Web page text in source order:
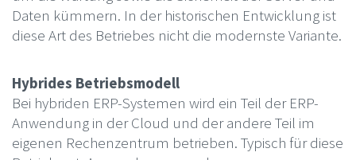
Daten kümmern. In der historischen Entwicklung ist
diese Art des Betriebes nicht die modernste Variante.
Hybrides Betriebsmodell
Bei hybriden ERP-Systemen wird ein Teil der ERP-
Anwendung in der Cloud und der andere Teil im
eigenen Rechenzentrum betrieben. Typisch für diese